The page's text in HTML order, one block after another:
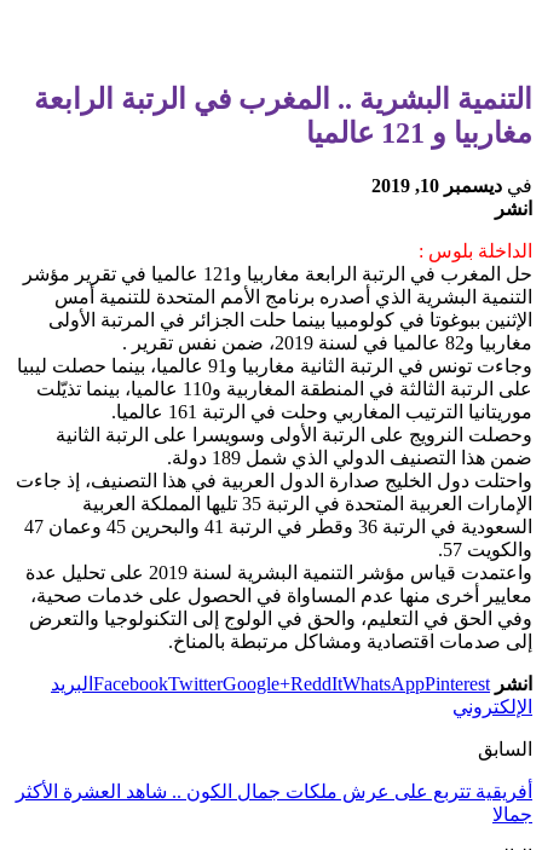
التنمية البشرية .. المغرب في الرتبة الرابعة
مغاربيا و 121 عالميا
في ديسمبر 10, 2019
انشر
الداخلة بلوس :
حل المغرب في الرتبة الرابعة مغاربيا و121 عالميا في تقرير مؤشر
التنمية البشرية الذي أصدره برنامج الأمم المتحدة للتنمية أمس
الإثنين ببوغوتا في كولومبيا بينما حلت الجزائر في المرتبة الأولى
مغاربيا و82 عالميا في لسنة 2019، ضمن نفس تقرير .
وجاءت تونس في الرتبة الثانية مغاربيا و91 عالميا، بينما حصلت ليبيا
على الرتبة الثالثة في المنطقة المغاربية و110 عالميا، بينما تذيّلت
موريتانيا الترتيب المغاربي وحلت في الرتبة 161 عالميا.
وحصلت النرويج على الرتبة الأولى وسويسرا على الرتبة الثانية
ضمن هذا التصنيف الدولي الذي شمل 189 دولة.
واحتلت دول الخليج صدارة الدول العربية في هذا التصنيف، إذ جاءت
الإمارات العربية المتحدة في الرتبة 35 تليها المملكة العربية
السعودية في الرتبة 36 وقطر في الرتبة 41 والبحرين 45 وعمان 47
والكويت 57.
واعتمدت قياس مؤشر التنمية البشرية لسنة 2019 على تحليل عدة
معايير أخرى منها عدم المساواة في الحصول على خدمات صحية،
وفي الحق في التعليم، والحق في الولوج إلى التكنولوجيا والتعرض
إلى صدمات اقتصادية ومشاكل مرتبطة بالمناخ.
انشر FacebookTwitterGoogle+ReddItWhatsAppPinterest
البريد
الإلكتروني
السابق
أفريقية تتربع على عرش ملكات جمال الكون .. شاهد العشرة الأكثر
جمالا